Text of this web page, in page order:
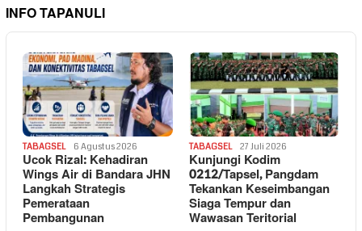
INFO TAPANULI
TABAGSEL 6 Agustus 2026
Ucok Rizal: Kehadiran
Wings Air di Bandara JHN
Langkah Strategis
Pemerataan
Pembangunan
TABAGSEL 27 Juli 2026
Kunjungi Kodim
0212/Tapsel, Pangdam
Tekankan Keseimbangan
Siaga Tempur dan
Wawasan Teritorial